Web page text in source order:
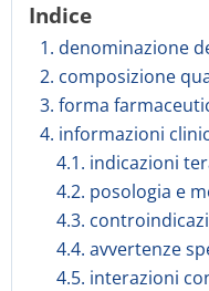
Indice
1. denominazione
2. composizione
3. forma
4. informazioni
4.1. indicazioni
4.2. posologia e
4.3.
4.4. avvertenze
4.5. interazioni